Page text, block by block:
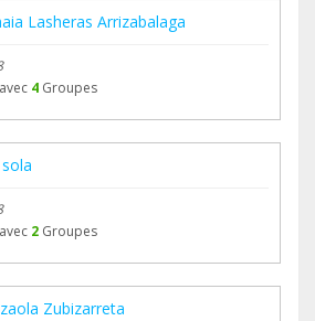
Lasheras Arrizabalaga
4 Groupes
2 Groupes
Zubizarreta